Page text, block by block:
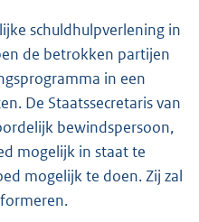
schuldhulpverlening in
de betrokken partijen
in een
De Staatssecretaris van
bewindspersoon,
mogelijk in staat te
mogelijk te doen. Zij zal